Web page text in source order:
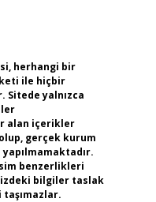
herhangi bir
ile hiçbir
Sitede yalnızca
alan içerikler
gerçek kurum
benzerlikleri
bilgiler taslak